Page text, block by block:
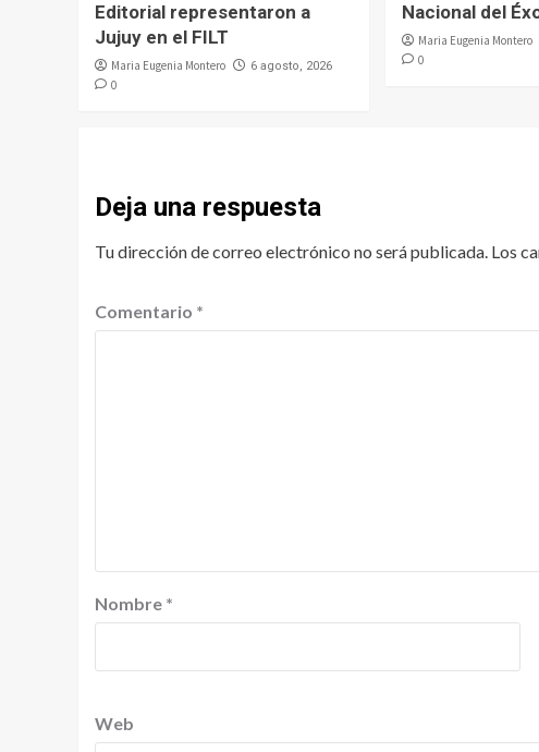
Editorial representaron a
Jujuy en el FILT
Maria Eugenia Montero 6 agosto, 2026
0
Nacional del
Maria Eugenia Montero
0
Deja una respuesta
Tu dirección de correo electrónico no será publicada. Los
Comentario *
Nombre *
Web